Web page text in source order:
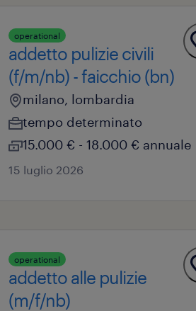
operational
addetto pulizie civili
(f/m/nb) - faicchio (bn)
milano, lombardia
tempo determinato
15.000 € - 18.000 € annuale
15 luglio 2026
operational
addetto alle pulizie
(m/f/nb)